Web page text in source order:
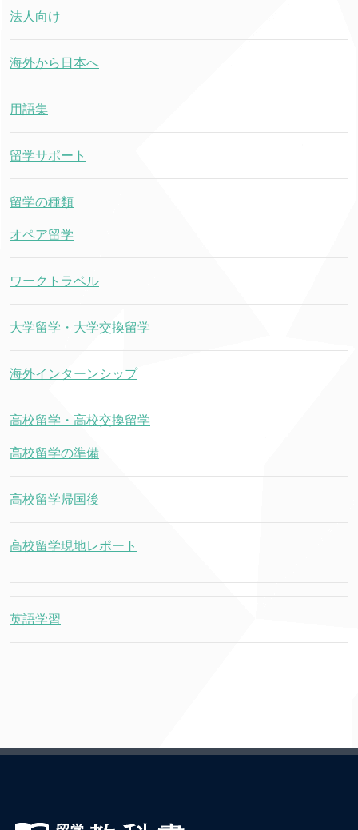
法人向け
海外から日本へ
用語集
留学サポート
留学の種類
オペア留学
ワークトラベル
大学留学・大学交換留学
海外インターンシップ
高校留学・高校交換留学
高校留学の準備
高校留学帰国後
高校留学現地レポート
英語学習